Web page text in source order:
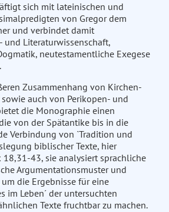
sich mit lateinischen und
von Gregor dem
und verbindet damit
und Literaturwissenschaft,
neutestamentliche Exegese
Zusammenhang von Kirchen-
auch von Perikopen- und
die Monographie einen
von der Spätantike bis in die
Verbindung von `Tradition und
biblischer Texte, hier
43, sie analysiert sprachliche
Argumentationsmuster und
die Ergebnisse für eine
im Leben´ der untersuchten
Texte fruchtbar zu machen.